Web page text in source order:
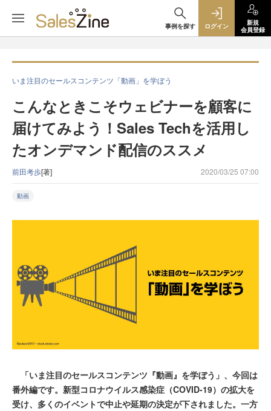
事例を探す ログイン
新規
会員登録
いま注目のセールスコンテンツ「動画」を学ぼう
こんなときこそウェビナーを顧客に
届けてみよう！Sales Techを活用し
たオンデマンド配信のススメ
前田考歩[著] 2020/03/25 07:00
動画
「いま注目のセールスコンテンツ『動画』を学ぼう」、今回は
番外編です。新型コロナウイルス感染症（COVID-19）の拡大を
受け、多くのイベントで中止や延期の決定が下されました。一方